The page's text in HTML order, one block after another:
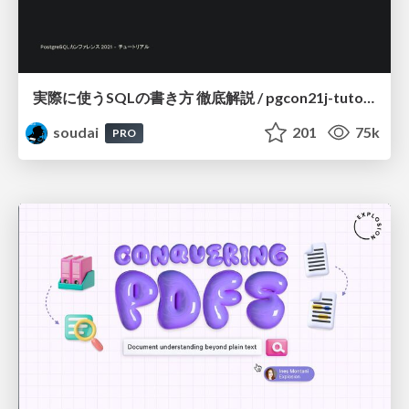
実際に使うSQLの書き方 徹底解説 / pgcon21j-tutorial
soudai
PRO 201 75k